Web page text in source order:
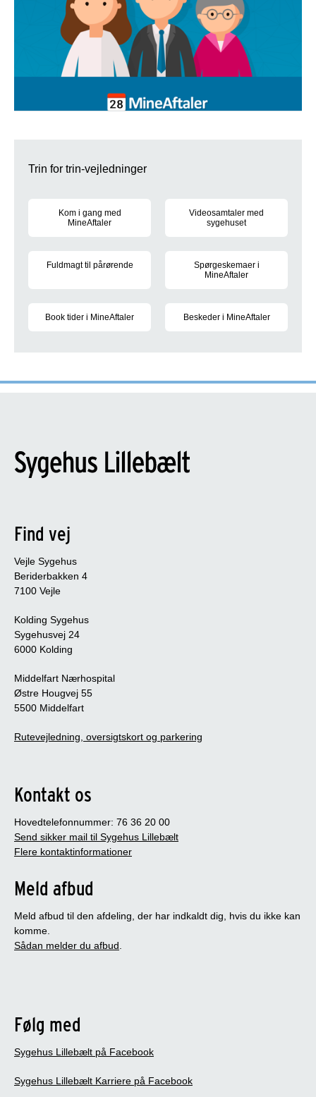
Trin for trin-vejledninger
Kom i gang med
MineAftaler
Videosamtaler med
sygehuset
Fuldmagt til pårørende
Spørgeskemaer i
MineAftaler
Book tider i MineAftaler Beskeder i MineAftaler
Find vej
Vejle Sygehus
Beriderbakken 4
7100 Vejle
Kolding Sygehus
Sygehusvej 24
6000 Kolding
Middelfart Nærhospital
Østre Hougvej 55
5500 Middelfart
Rutevejledning, oversigtskort og parkering
Kontakt os
Hovedtelefonnummer: 76 36 20 00
Send sikker mail til Sygehus Lillebælt
Flere kontaktinformationer
Meld afbud
Meld afbud til den afdeling, der har indkaldt dig, hvis du ikke kan
komme.
Sådan melder du afbud.
Følg med
Sygehus Lillebælt på Facebook
Sygehus Lillebælt Karriere på Facebook